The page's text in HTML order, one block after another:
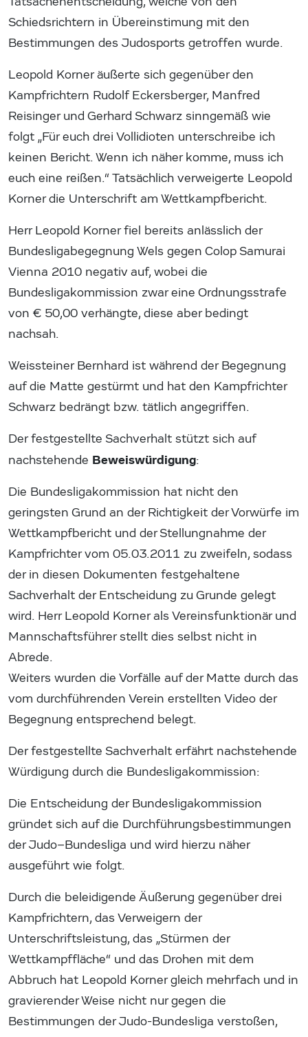
Schiedsrichtern in Übereinstimung mit den
Bestimmungen des Judosports getroffen wurde.
Leopold Korner äußerte sich gegenüber den
Kampfrichtern Rudolf Eckersberger, Manfred
Reisinger und Gerhard Schwarz sinngemäß wie
folgt „Für euch drei Vollidioten unterschreibe ich
keinen Bericht. Wenn ich näher komme, muss ich
euch eine reißen.“ Tatsächlich verweigerte Leopold
Korner die Unterschrift am Wettkampfbericht.
Herr Leopold Korner fiel bereits anlässlich der
Bundesligabegegnung Wels gegen Colop Samurai
Vienna 2010 negativ auf, wobei die
Bundesligakommission zwar eine Ordnungsstrafe
von € 50,00 verhängte, diese aber bedingt
nachsah.
Weissteiner Bernhard ist während der Begegnung
auf die Matte gestürmt und hat den Kampfrichter
Schwarz bedrängt bzw. tätlich angegriffen.
Der festgestellte Sachverhalt stützt sich auf
nachstehende Beweiswürdigung:
Die Bundesligakommission hat nicht den
geringsten Grund an der Richtigkeit der Vorwürfe im
Wettkampfbericht und der Stellungnahme der
Kampfrichter vom 05.03.2011 zu zweifeln, sodass
der in diesen Dokumenten festgehaltene
Sachverhalt der Entscheidung zu Grunde gelegt
wird. Herr Leopold Korner als Vereinsfunktionär und
Mannschaftsführer stellt dies selbst nicht in
Abrede.
Weiters wurden die Vorfälle auf der Matte durch das
vom durchführenden Verein erstellten Video der
Begegnung entsprechend belegt.
Der festgestellte Sachverhalt erfährt nachstehende
Würdigung durch die Bundesligakommission:
Die Entscheidung der Bundesligakommission
gründet sich auf die Durchführungsbestimmungen
der Judo–Bundesliga und wird hierzu näher
ausgeführt wie folgt.
Durch die beleidigende Äußerung gegenüber drei
Kampfrichtern, das Verweigern der
Unterschriftsleistung, das „Stürmen der
Wettkampffläche“ und das Drohen mit dem
Abbruch hat Leopold Korner gleich mehrfach und in
gravierender Weise nicht nur gegen die
Bestimmungen der Judo-Bundesliga verstoßen,